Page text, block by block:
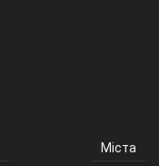
Міста